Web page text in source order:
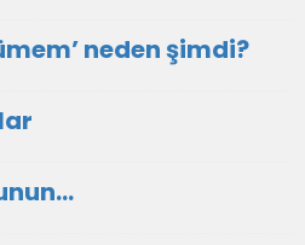
neden şimdi?